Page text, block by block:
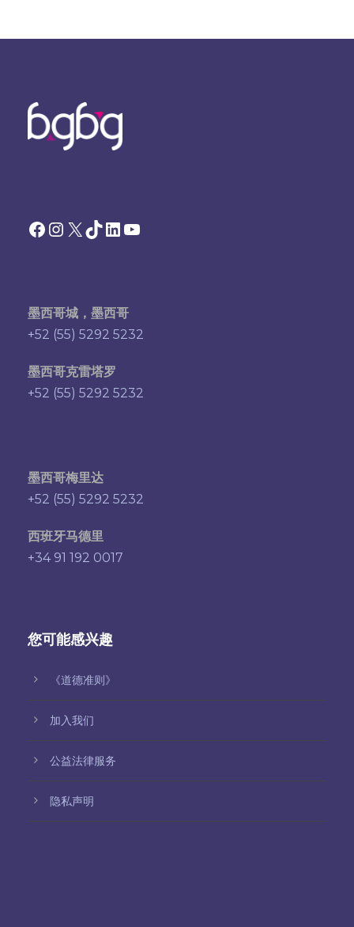
Facebook Instagram X TikTok 领英YouTube
墨西哥城，墨西哥
+52 (55) 5292 5232
墨西哥克雷塔罗
+52 (55) 5292 5232
墨西哥梅里达
+52 (55) 5292 5232
西班牙马德里
+34 91 192 0017
您可能感兴趣
《道德准则》
加入我们
公益法律服务
隐私声明